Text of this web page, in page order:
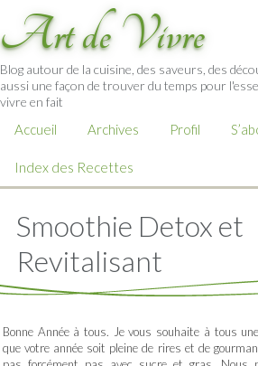
Art de Vivre
Blog autour de la cuisine, des saveurs, des
aussi une façon de trouver du temps pour
vivre en fait
Accueil Archives Profil
Index des Recettes
Smoothie Detox et
Revitalisant
Bonne Année à tous. Je vous souhaite à tous
que votre année soit pleine de rires et de